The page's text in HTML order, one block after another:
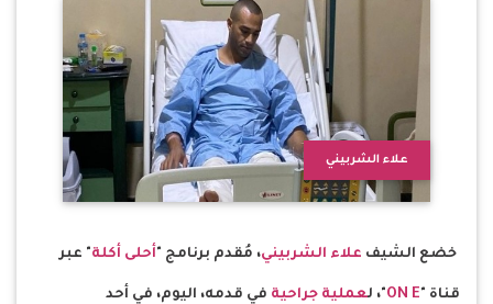
علاء الشربيني
خضع الشيف علاء الشربيني، مُقدم برنامج "أحلى أكلة" عبر
قناة "ON E"، لعملية جراحية في قدمه، اليوم، في أحد